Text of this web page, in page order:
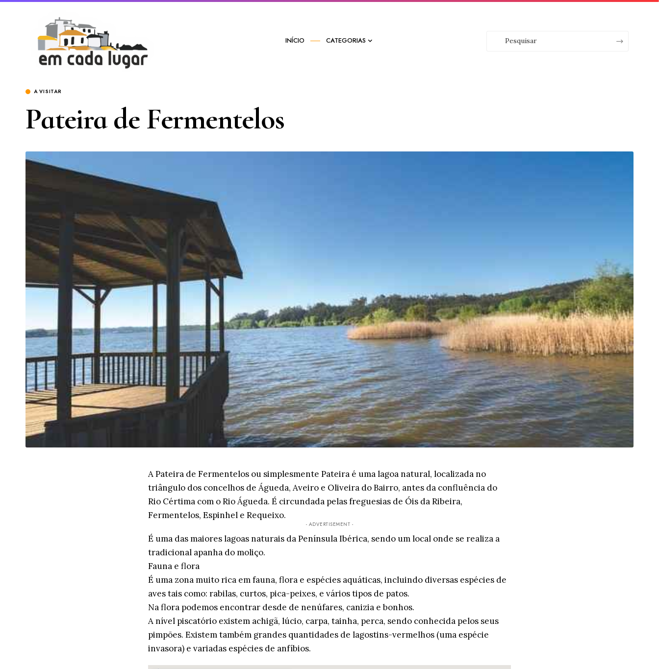
INÍCIO CATEGORIAS
A VISITAR
Pateira de Fermentelos
A Pateira de Fermentelos ou simplesmente Pateira é uma lagoa natural, localizada no
triângulo dos concelhos de Águeda, Aveiro e Oliveira do Bairro, antes da confluência do
Rio Cértima com o Rio Águeda. É circundada pelas freguesias de Óis da Ribeira,
Fermentelos, Espinhel e Requeixo.
- ADVERTISEMENT -
É uma das maiores lagoas naturais da Península Ibérica, sendo um local onde se realiza a
tradicional apanha do moliço.
Fauna e flora
É uma zona muito rica em fauna, flora e espécies aquáticas, incluindo diversas espécies de
aves tais como: rabilas, curtos, pica-peixes, e vários tipos de patos.
Na flora podemos encontrar desde de nenúfares, canizia e bonhos.
A nível piscatório existem achigã, lúcio, carpa, tainha, perca, sendo conhecida pelos seus
pimpões. Existem também grandes quantidades de lagostins-vermelhos (uma espécie
invasora) e variadas espécies de anfíbios.